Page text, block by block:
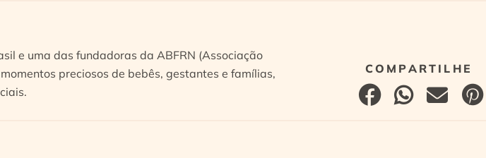
e uma das fundadoras da ABFRN (Associação
preciosos de bebês, gestantes e famílias,